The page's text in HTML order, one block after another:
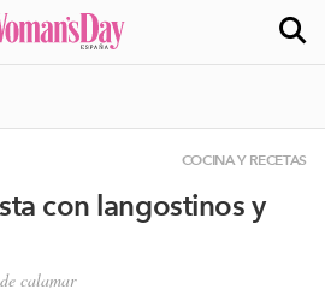
COCINA Y RECETAS
con langostinos y
calamar